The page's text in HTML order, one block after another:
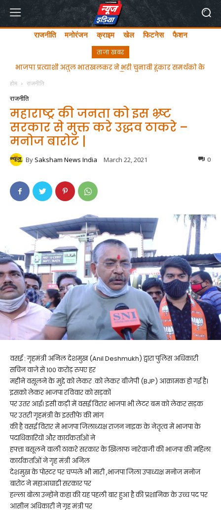
राजनीति मनोरंजन क्राइम खेल फिटनेस फैशन
ताजा खबर
ghgfhfghfghgfhgfhf
होम राजनीति
राजनीति
महाराष्ट्र की जनता को इस भ्र्ष्ट
सरकार से मुक्त करे उद्धव ठाकरे –
मनोज बारोट |
By Saksham News India March 22, 2021 0
वसई : गृहमंत्री अनिल देशमुख (Anil Deshmukh) द्वारा पुलिस अधिकारी
सचिन वाजे से 100 करोड़ रुपए हर
महीने वसूलने के मुद्दे को लेकर .को लेकर बीजेपी (BJP) आक्रामक हो गई है।
इसको लेकर भाजपा रविवार को सड़कों
पर उतर आई। इसी कड़ी में वसई विरार भाजपा भी लेटर बम को लेकर सड़क
पर उतरी गृहमंत्री के इस्तीफे की मांग
की है वसई विरार में भाजपा जिलाध्यक्ष राजन नाइक के नेतृत्व में भाजपा के
पदाधिकारियों और कार्यकर्ताओं ने
हफ्ता बसूलने वाली ठाकरे सरकार के खिलाफ नारेवाजी की भाजपा की महिला
कार्यकर्ताओं ने गृह मंत्री अनिल
देशमुख के पोस्टर पर चप्पलें भी मारी ,भाजपा जिला उपाध्यक्ष मनोज मनोज
बारोट ने महाआघाडी सरकार पर
हल्ला बोला उन्होंने कहा की यह पहली बार हुआ है की प्रशानिक के उच्च पद पर
आसीन अधिकारी ने गृह मंत्री पर